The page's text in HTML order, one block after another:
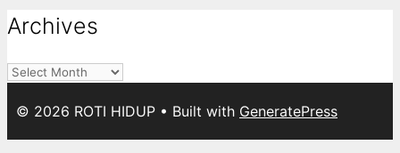
Archives
Archives
© 2026 ROTI HIDUP • Built with GeneratePress